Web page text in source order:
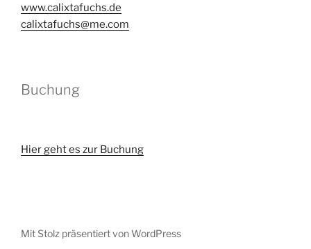
www.calixtafuchs.de
calixtafuchs@me.com
Buchung
Hier geht es zur Buchung
Mit Stolz präsentiert von WordPress